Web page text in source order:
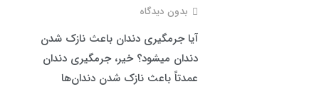
بدون دیدگاه
آیا جرمگیری دندان باعث نازک شدن
دندان میشود؟ خیر، جرمگیری دندان
عمدتاً باعث نازک شدن دندان‌ها